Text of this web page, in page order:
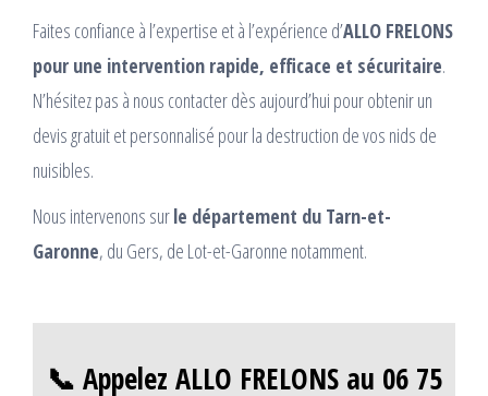
Faites confiance à l’expertise et à l’expérience d’ALLO FRELONS
pour une intervention rapide, efficace et sécuritaire.
N’hésitez pas à nous contacter dès aujourd’hui pour obtenir un
devis gratuit et personnalisé pour la destruction de vos nids de
nuisibles.
Nous intervenons surle département du Tarn-et-
Garonne, du Gers, de Lot-et-Garonne notamment.
📞 Appelez ALLO FRELONS au 06 75